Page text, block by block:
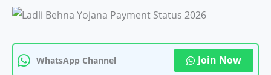
WhatsApp Channel Join Now